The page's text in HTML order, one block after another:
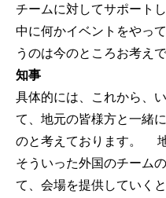
チームに対してサポート
中に何かイベントをやっ
うのは今のところお考え
知事
具体的には、これから、
て、地元の皆様方と一緒
のと考えております。
そういった外国のチーム
て、会場を提供していく